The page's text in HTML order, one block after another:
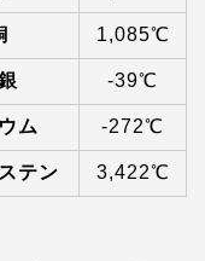
1,085℃
-39℃
ム -272℃
テン 3,422℃